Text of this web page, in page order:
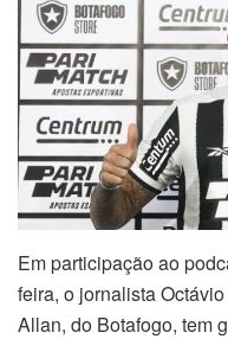
Em participação ao
feira, o jornalista
Allan, do Botafogo, tem